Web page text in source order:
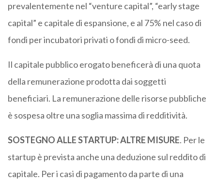
prevalentemente nel “venture capital”, “early stage
capital” e capitale di espansione, e al 75% nel caso di
fondi per incubatori privati o fondi di micro-seed.
Il capitale pubblico erogato beneficerà di una quota
della remunerazione prodotta dai soggetti
beneficiari. La remunerazione delle risorse pubbliche
è sospesa oltre una soglia massima di redditività.
SOSTEGNO ALLE STARTUP: ALTRE MISURE. Per le
startup è prevista anche una deduzione sul reddito di
capitale. Per i casi di pagamento da parte di una